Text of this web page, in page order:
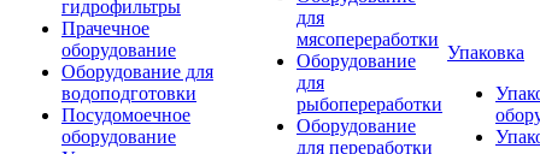
гидрофильтры
Прачечное
оборудование
Оборудование для
водоподготовки
Посудомоечное
оборудование
для
мясопереработки
Оборудование
для
рыбопереработки
Оборудование
для переработки
Упаковка